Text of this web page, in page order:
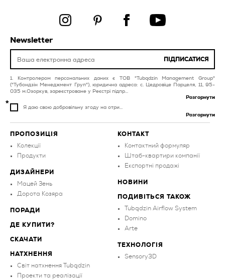
плитка для ванної
плитка для кухні
золота
плитка для балконів та
терас рожева
терас блакитн
плитка для басейнів та
плитка для балконів та
ПРОПОЗИЦІЯ
Колекції
Продукти
ДИЗАЙНЕРИ
Мацей Зень
Дорота Козяра
ПОРАДИ
ДЕ КУПИТИ?
СКАЧАТИ
НАТХНЕННЯ
Світ натхнення Tubądzin
Проекти та реалізації
КОНТАКТ
Контактний формуляр
Штаб-квартири компанії
Експортні продажі
НОВИНИ
ПОДИВІТЬСЯ ТАКОЖ
Tubądzin Airflow System
Domino
Arte
ТЕХНОЛОГІЯ
Sensory3D
Newsletter
ПІДПИСАТИСЯ
Контролером персональних даних є ТОВ "Tubądzin Management Group"
("Тубондзін Менеджмент Груп"), юридична адреса: с. Цедровіце Парцеля, 11, 95-
035 м.Озоркув, зареєстроване у Реєстрі підпр...
Розгорнути
Я даю свою добровільну згоду на отри...
Розгорнути